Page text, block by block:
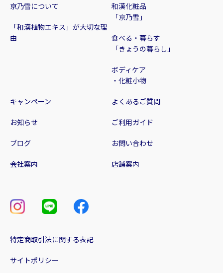
京乃雪について
「和漢植物エキス」が大切な理
由
和漢化粧品
「京乃雪」
食べる・暮らす
「きょうの暮らし」
ボディケア
・化粧小物
キャンペーン
お知らせ
ブログ
会社案内 店舗案内
よくあるご質問
ご利用ガイド
お問い合わせ
特定商取引法に関する表記
サイトポリシー